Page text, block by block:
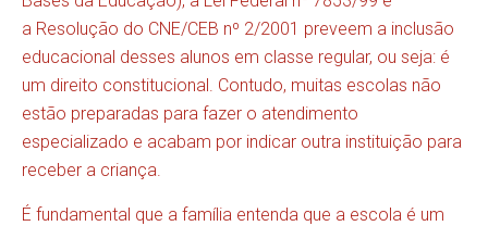
a Resolução do CNE/CEB nº 2/2001 preveem a inclusão
educacional desses alunos em classe regular, ou seja: é
um direito constitucional. Contudo, muitas escolas não
estão preparadas para fazer o atendimento
especializado e acabam por indicar outra instituição para
receber a criança.
É fundamental que a família entenda que a escola é um